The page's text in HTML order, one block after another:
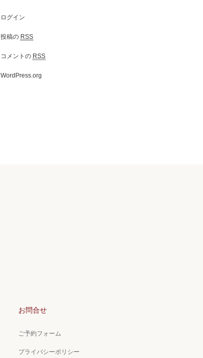
ログイン
投稿の RSS
コメントの RSS
WordPress.org
お問合せ
ご予約フォーム
プライバシーポリシー